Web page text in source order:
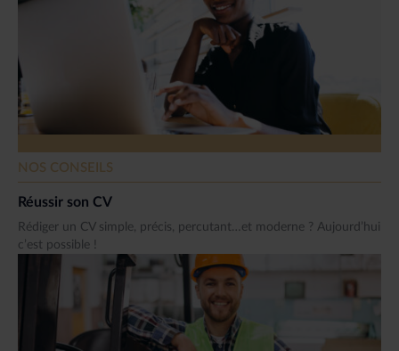
NOS CONSEILS
Réussir son CV
Rédiger un CV simple, précis, percutant…et moderne ? Aujourd’hui
c’est possible !